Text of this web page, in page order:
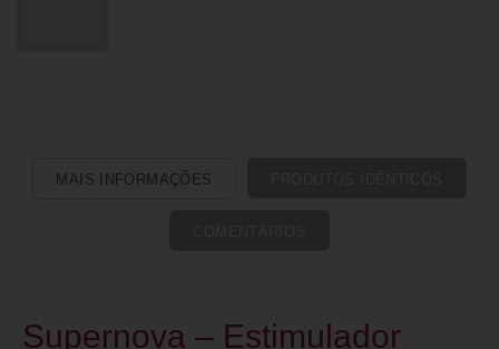
MAIS INFORMAÇÕES
Supernova – Estimulador